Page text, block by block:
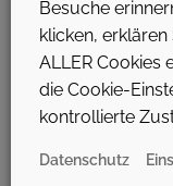
Einmal habe ich
Haben Sie eine
Waldungen da …
Besuche
klicken,
ALLER Cookies
die Cookie-
kontrollierte
Datenschutz